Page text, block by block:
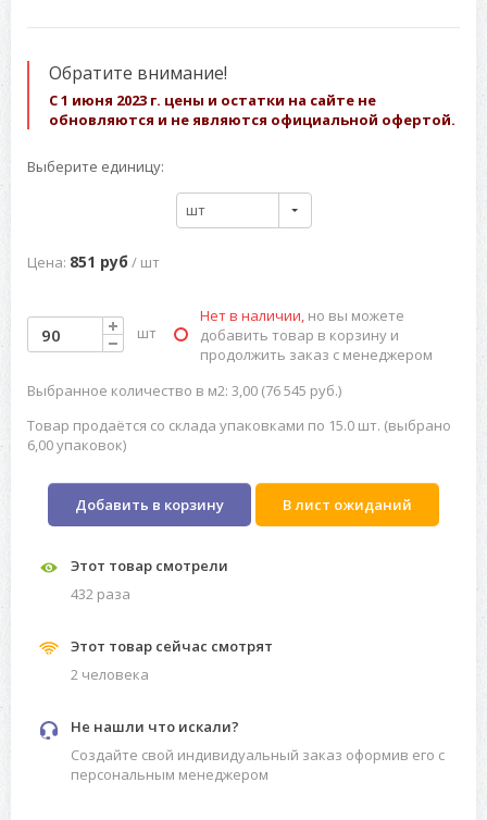
Обратите внимание!
С 1 июня 2023 г. цены и остатки на сайте не
обновляются и не являются официальной офертой.
Выберите единицу:
шт
Цена: 851 руб / шт
шт
Нет в наличии, но вы можете
добавить товар в корзину и
продолжить заказ с менеджером
Выбранное количество в м2: 3,00 (76 545 руб.)
Товар продаётся со склада упаковками по 15.0 шт. (выбрано
6,00 упаковок)
Добавить в корзину В лист ожиданий
Этот товар смотрели
432 разa
Этот товар сейчас смотрят
2 человекa
Не нашли что искали?
Создайте свой индивидуальный заказ оформив его с
персональным менеджером